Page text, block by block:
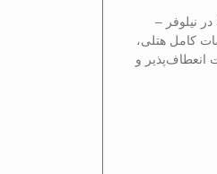
پروژه آپارتمان‌های سافا Seva Flats در نیلوفر –
کامل هتلی،
انعطاف‌پذیر و